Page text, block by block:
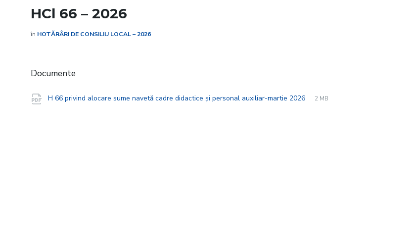
HCl 66 – 2026
în HOTĂRÂRI DE CONSILIU LOCAL – 2026
Documente
H 66 privind alocare sume navetă cadre didactice și personal auxiliar-martie 2026
File
pdf
File
2 MB